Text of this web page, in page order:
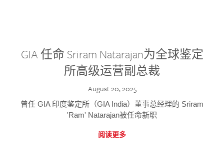
GIA 任命 Sriram Natarajan为全球鉴定
所高级运营副总裁
August 20, 2025
曾任 GIA 印度鉴定所（GIA India）董事总经理的 Sriram
'Ram' Natarajan被任命新职
阅读更多